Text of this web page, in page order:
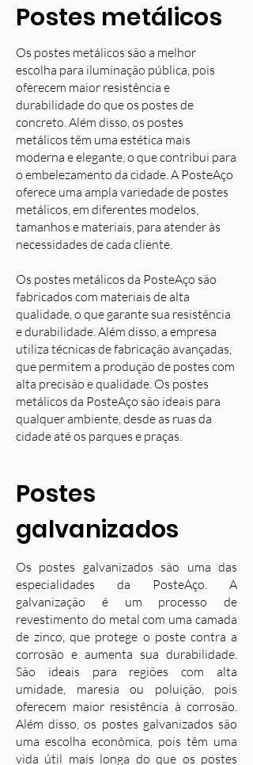
Postes metálicos
Os postes metálicos são a melhor
escolha para iluminação pública, pois
oferecem maior resistência e
durabilidade do que os postes de
concreto. Além disso, os postes
metálicos têm uma estética mais
moderna e elegante, o que contribui para
o embelezamento da cidade. A PosteAço
oferece uma ampla variedade de postes
metálicos, em diferentes modelos,
tamanhos e materiais, para atender às
necessidades de cada cliente.
Os postes metálicos da PosteAço são
fabricados com materiais de alta
qualidade, o que garante sua resistência
e durabilidade. Além disso, a empresa
utiliza técnicas de fabricação avançadas,
que permitem a produção de postes com
alta precisão e qualidade. Os postes
metálicos da PosteAço são ideais para
qualquer ambiente, desde as ruas da
cidade até os parques e praças.
Postes
galvanizados
Os postes galvanizados são uma das
especialidades da PosteAço. A
galvanização é um processo de
revestimento do metal com uma camada
de zinco, que protege o poste contra a
corrosão e aumenta sua durabilidade.
São ideais para regiões com alta
umidade, maresia ou poluição, pois
oferecem maior resistência à corrosão.
Além disso, os postes galvanizados são
uma escolha econômica, pois têm uma
vida útil mais longa do que os postes